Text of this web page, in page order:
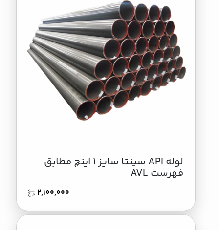
لوله API سپنتا سایز 1 اینچ مطابق
فهرست AVL
2,100,000